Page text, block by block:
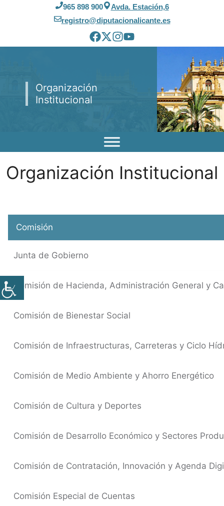
965 898 900
Avda. Estación,6
registro@diputacionalicante.es
Organización
Institucional
Organización Institucional
Comisión
Junta de Gobierno
Comisión de Hacienda, Administración General y
Comisión de Bienestar Social
Comisión de Infraestructuras, Carreteras y Ciclo
Comisión de Medio Ambiente y Ahorro Energético
Comisión de Cultura y Deportes
Comisión de Desarrollo Económico y Sectores
Comisión de Contratación, Innovación y Agenda
Comisión Especial de Cuentas